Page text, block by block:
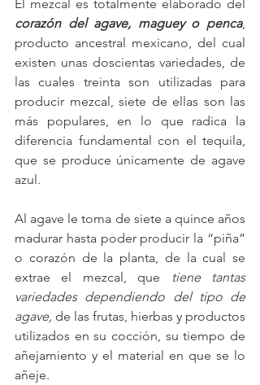
corazón del agave, maguey o penca,
producto ancestral mexicano, del cual
existen unas doscientas variedades, de
las cuales treinta son utilizadas para
producir mezcal, siete de ellas son las
más populares, en lo que radica la
diferencia fundamental con el tequila,
que se produce únicamente de agave
azul.
Al agave le toma de siete a quince años
madurar hasta poder producir la “piña”
o corazón de la planta, de la cual se
extrae el mezcal, que
tiene tantas
variedades dependiendo del tipo de
agave, de las frutas, hierbas y productos
utilizados en su cocción, su tiempo de
añejamiento y el material en que se lo
añeje.